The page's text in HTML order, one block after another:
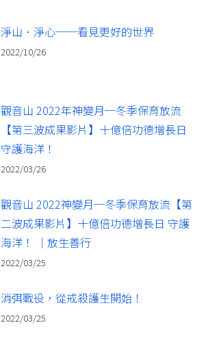
淨山．淨心──看見更好的世界
2022/10/26
觀音山 2022年神變月─冬季保育放流
【第三波成果影片】十億倍功德增長日
守護海洋！
2022/03/26
觀音山 2022神變月─冬季保育放流【第
二波成果影片】十億倍功德增長日 守護
海洋！ ｜放生善行
2022/03/25
消弭戰役，從戒殺護生開始！​
2022/03/25